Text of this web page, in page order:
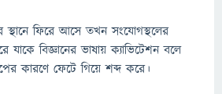
ফিরে আসে তখন সংযোগস্থলের
যাকে বিজ্ঞানের ভাষায় ক্যাভিটেশন বলে
কারণে ফেটে গিয়ে শব্দ করে।